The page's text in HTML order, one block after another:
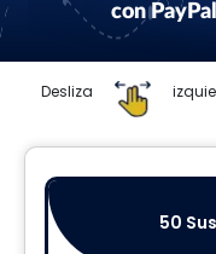
con
Desliza
50